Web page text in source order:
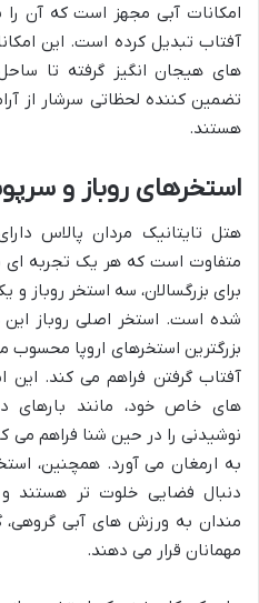
امکانات آبی مجهز است که آن را
آفتاب تبدیل کرده است. این
های هیجان انگیز گرفته تا
تضمین کننده لحظاتی سرشار از
هستند.
استخرهای روباز و
هتل تایتانیک مردان پالاس
متفاوت است که هر یک تجربه ای
برای بزرگسالان، سه استخر روباز
شده است. استخر اصلی روباز این
بزرگترین استخرهای اروپا محسوب
آفتاب گرفتن فراهم می کند. این
های خاص خود، مانند بارهای
نوشیدنی را در حین شنا فراهم می
به ارمغان می آورد. همچنین،
دنبال فضایی خلوت تر هستند و
مندان به ورزش های آبی
مهمانان قرار می دهند.